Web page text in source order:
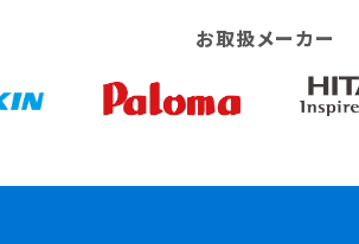
お取扱メーカー